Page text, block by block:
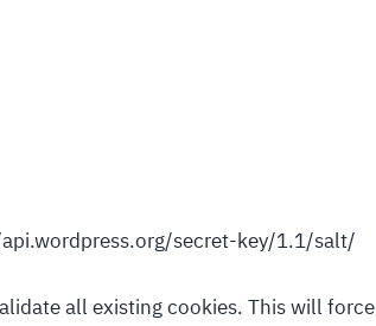
secret-key/1.1/salt/
all existing cookies. This will force